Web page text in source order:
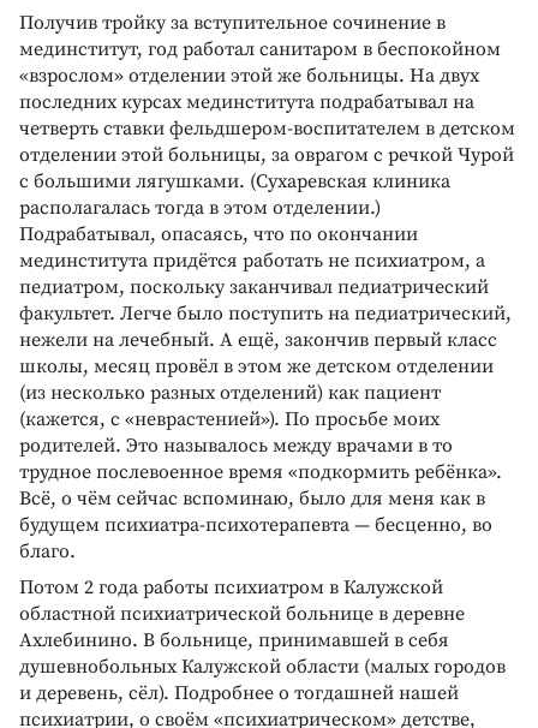
Получив тройку за вступительное сочинение в
мединститут, год работал санитаром в беспокойном
«взрослом» отделении этой же больницы. На двух
последних курсах мединститута подрабатывал на
четверть ставки фельдшером-воспитателем в детском
отделении этой больницы, за оврагом с речкой Чурой
с большими лягушками. (Сухаревская клиника
располагалась тогда в этом отделении.)
Подрабатывал, опасаясь, что по окончании
мединститута придётся работать не психиатром, а
педиатром, поскольку заканчивал педиатрический
факультет. Легче было поступить на педиатрический,
нежели на лечебный. А ещё, закончив первый класс
школы, месяц провёл в этом же детском отделении
(из несколько разных отделений) как пациент
(кажется, с «неврастенией»). По просьбе моих
родителей. Это называлось между врачами в то
трудное послевоенное время «подкормить ребёнка».
Всё, о чём сейчас вспоминаю, было для меня как в
будущем психиатра-психотерапевта — бесценно, во
благо.
Потом 2 года работы психиатром в Калужской
областной психиатрической больнице в деревне
Ахлебинино. В больнице, принимавшей в себя
душевнобольных Калужской области (малых городов
и деревень, сёл). Подробнее о тогдашней нашей
психиатрии, о своём «психиатрическом» детстве,